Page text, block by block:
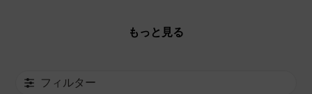
もっと見る
フィルター